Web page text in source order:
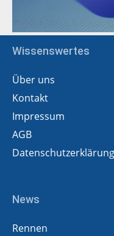
Wissenswertes
Über uns
Kontakt
Impressum
AGB
Datenschutzerklärung
News
Rennen